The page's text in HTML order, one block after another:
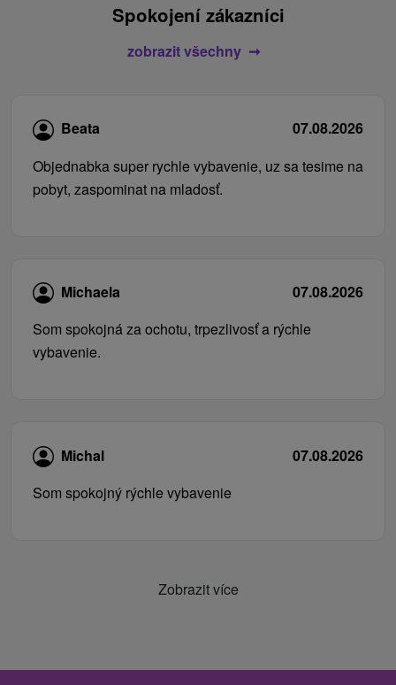
Spokojení zákazníci
zobrazit všechny
Beata
07.08.2026
Objednabka super rychle vybavenie, uz sa tesime na
pobyt, zaspominat na mladosť.
Michaela
07.08.2026
Som spokojná za ochotu, trpezlivosť a rýchle
vybavenie.
Michal
07.08.2026
Som spokojný rýchle vybavenie
Zobrazit více